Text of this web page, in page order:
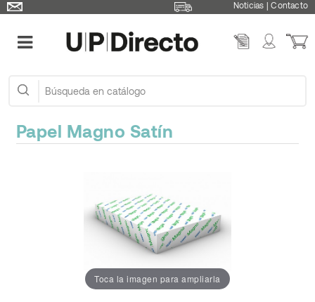
Noticias |Contacto
Papel Magno Satín
Toca la imagen para ampliarla